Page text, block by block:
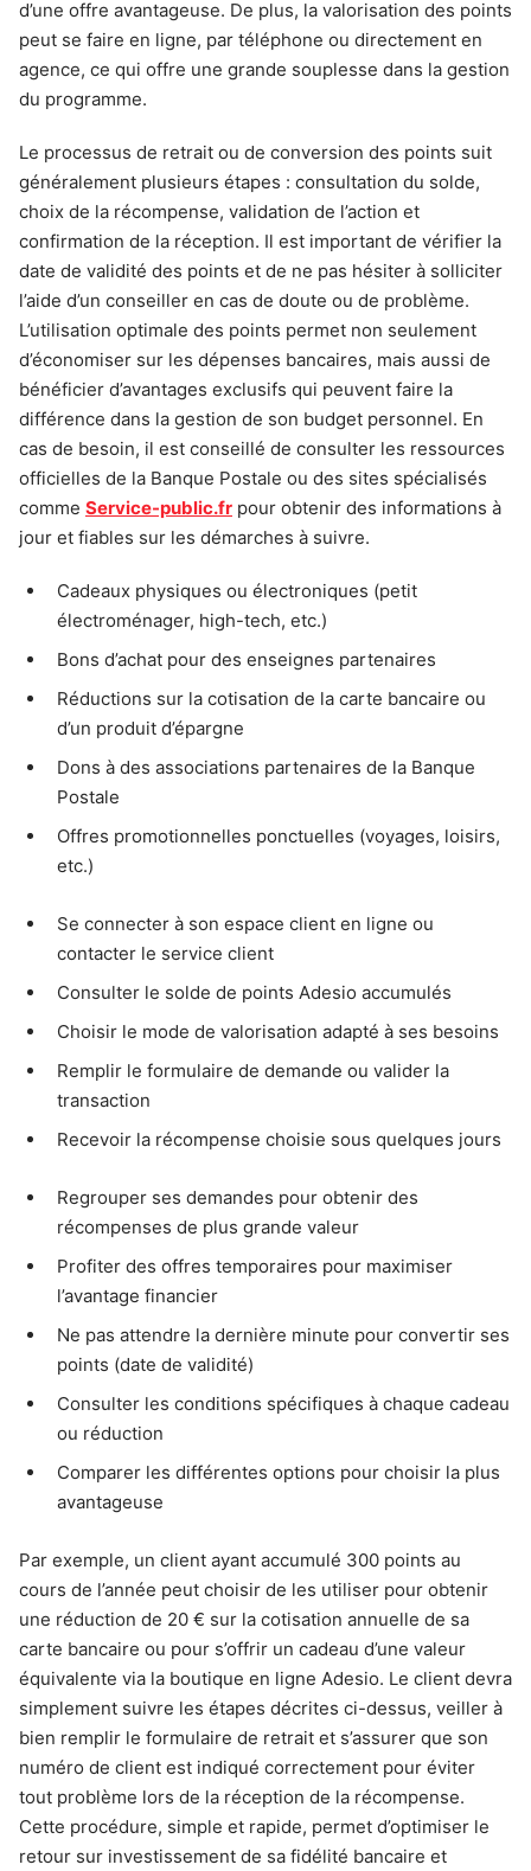
d’une offre avantageuse. De plus, la valorisation des points
peut se faire en ligne, par téléphone ou directement en
agence, ce qui offre une grande souplesse dans la gestion
du programme.
Le processus de retrait ou de conversion des points suit
généralement plusieurs étapes : consultation du solde,
choix de la récompense, validation de l’action et
confirmation de la réception. Il est important de vérifier la
date de validité des points et de ne pas hésiter à solliciter
l’aide d’un conseiller en cas de doute ou de problème.
L’utilisation optimale des points permet non seulement
d’économiser sur les dépenses bancaires, mais aussi de
bénéficier d’avantages exclusifs qui peuvent faire la
différence dans la gestion de son budget personnel. En
cas de besoin, il est conseillé de consulter les ressources
officielles de la Banque Postale ou des sites spécialisés
comme Service-public.fr pour obtenir des informations à
jour et fiables sur les démarches à suivre.
Cadeaux physiques ou électroniques (petit
électroménager, high-tech, etc.)
Bons d’achat pour des enseignes partenaires
Réductions sur la cotisation de la carte bancaire ou
d’un produit d’épargne
Dons à des associations partenaires de la Banque
Postale
Offres promotionnelles ponctuelles (voyages, loisirs,
etc.)
Se connecter à son espace client en ligne ou
contacter le service client
Consulter le solde de points Adesio accumulés
Choisir le mode de valorisation adapté à ses besoins
Remplir le formulaire de demande ou valider la
transaction
Recevoir la récompense choisie sous quelques jours
Regrouper ses demandes pour obtenir des
récompenses de plus grande valeur
Profiter des offres temporaires pour maximiser
l’avantage financier
Ne pas attendre la dernière minute pour convertir ses
points (date de validité)
Consulter les conditions spécifiques à chaque cadeau
ou réduction
Comparer les différentes options pour choisir la plus
avantageuse
Par exemple, un client ayant accumulé 300 points au
cours de l’année peut choisir de les utiliser pour obtenir
une réduction de 20 € sur la cotisation annuelle de sa
carte bancaire ou pour s’offrir un cadeau d’une valeur
équivalente via la boutique en ligne Adesio. Le client devra
simplement suivre les étapes décrites ci-dessus, veiller à
bien remplir le formulaire de retrait et s’assurer que son
numéro de client est indiqué correctement pour éviter
tout problème lors de la réception de la récompense.
Cette procédure, simple et rapide, permet d’optimiser le
retour sur investissement de sa fidélité bancaire et